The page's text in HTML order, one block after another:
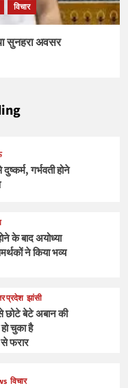
विचार
सुनहरा अवसर
गर्भवती होने
के बाद अयोध्या
ने किया भव्य
प्रदेश झांसी
बेटे अबान की
चुका है
फरार
विचार